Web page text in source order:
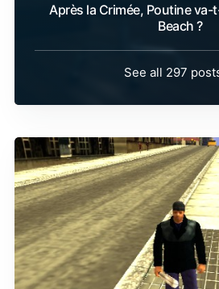
Après la Crimée, Poutine
Beach ?
See all 297